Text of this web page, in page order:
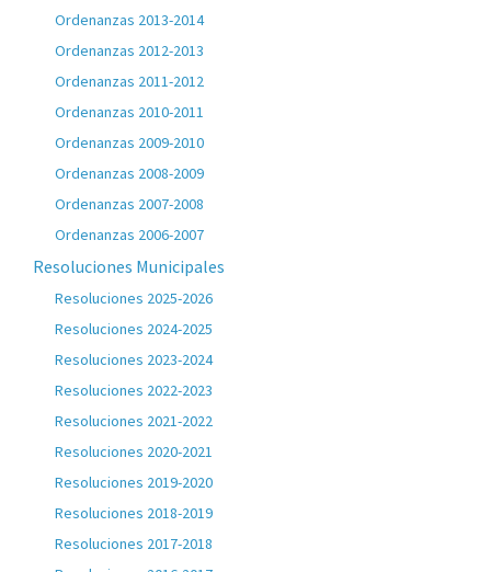
Ordenanzas 2013-2014
Ordenanzas 2012-2013
Ordenanzas 2011-2012
Ordenanzas 2010-2011
Ordenanzas 2009-2010
Ordenanzas 2008-2009
Ordenanzas 2007-2008
Ordenanzas 2006-2007
Resoluciones Municipales
Resoluciones 2025-2026
Resoluciones 2024-2025
Resoluciones 2023-2024
Resoluciones 2022-2023
Resoluciones 2021-2022
Resoluciones 2020-2021
Resoluciones 2019-2020
Resoluciones 2018-2019
Resoluciones 2017-2018